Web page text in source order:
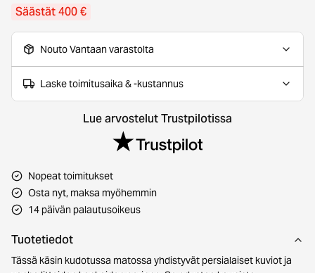
Säästät 400 €
Nouto Vantaan varastolta
Laske toimitusaika & -kustannus
Lue arvostelut Trustpilotissa
Nopeat toimitukset
Osta nyt, maksa myöhemmin
14 päivän palautusoikeus
Tuotetiedot
Tässä käsin kudotussa matossa yhdistyvät persialaiset kuviot ja